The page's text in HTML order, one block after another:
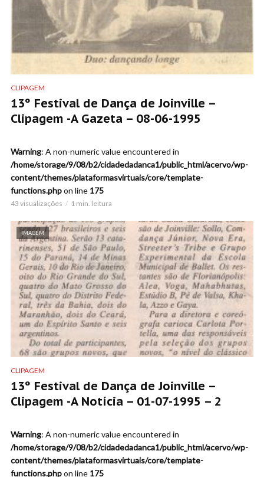
CLIPAGEM
13º Festival de Dança de Joinville –
Clipagem -A Gazeta – 08-06-1995
Warning: A non-numeric value encountered in
/home/storage/9/08/b2/cidadedadanca1/public_html/acervo/wp-
content/themes/plataformasvirtuais/core/template-
functions.phpon line 175
43 visualizações 1 min. leitura
IMAGEM
CLIPAGEM
13º Festival de Dança de Joinville –
Clipagem -A Notícia – 01-07-1995 – 2
Warning: A non-numeric value encountered in
/home/storage/9/08/b2/cidadedadanca1/public_html/acervo/wp-
content/themes/plataformasvirtuais/core/template-
functions.phpon line 175